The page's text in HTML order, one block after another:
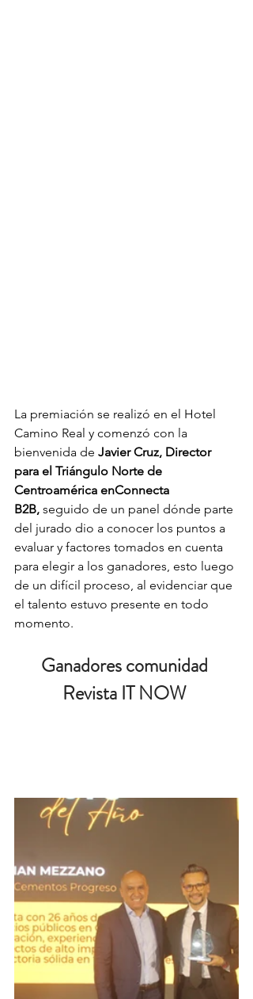
La premiación se realizó en el Hotel
Camino Real y comenzó con la
bienvenida de Javier Cruz, Director
para el Triángulo Norte de
Centroamérica enConnecta
B2B, seguido de un panel dónde parte
del jurado dio a conocer los puntos a
evaluar y factores tomados en cuenta
para elegir a los ganadores, esto luego
de un difícil proceso, al evidenciar que
el talento estuvo presente en todo
momento.
Ganadores comunidad
Revista IT NOW